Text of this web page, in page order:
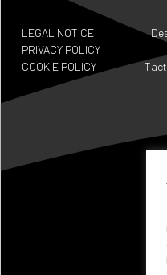
LEGAL NOTICE
PRIVACY POLICY
COOKIE POLICY